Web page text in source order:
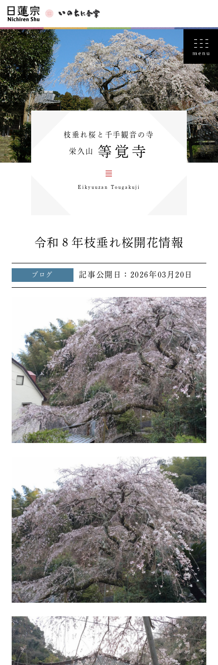
枝垂れ桜と千手観音の寺
栄久山 等覚寺
Eikyuuzan Tougakuji
令和８年枝垂れ桜開花情報
ブログ 記事公開日： 2026年03月20日